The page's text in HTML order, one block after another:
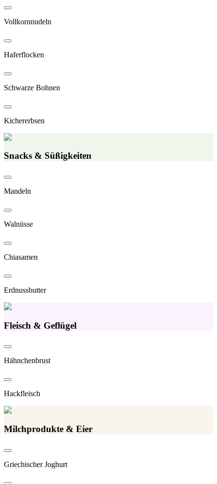
Vollkornnudeln
Haferflocken
Schwarze Bohnen
Kichererbsen
Snacks & Süßigkeiten
Mandeln
Walnüsse
Chiasamen
Erdnussbutter
Fleisch & Geflügel
Hähnchenbrust
Hackfleisch
Milchprodukte & Eier
Griechischer Joghurt